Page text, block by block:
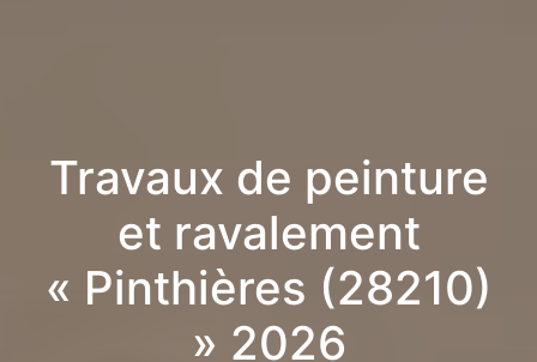
Travaux de peinture
et ravalement
« Pinthières (28210)
» 2026